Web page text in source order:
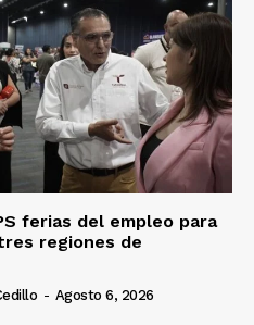
ferias del empleo para
regiones de
- Agosto 6, 2026